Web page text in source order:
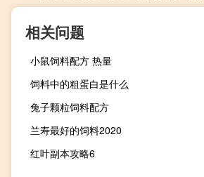
相关问题
小鼠饲料配方 热量
饲料中的粗蛋白是什么
兔子颗粒饲料配方
兰寿最好的饲料2020
红叶副本攻略6